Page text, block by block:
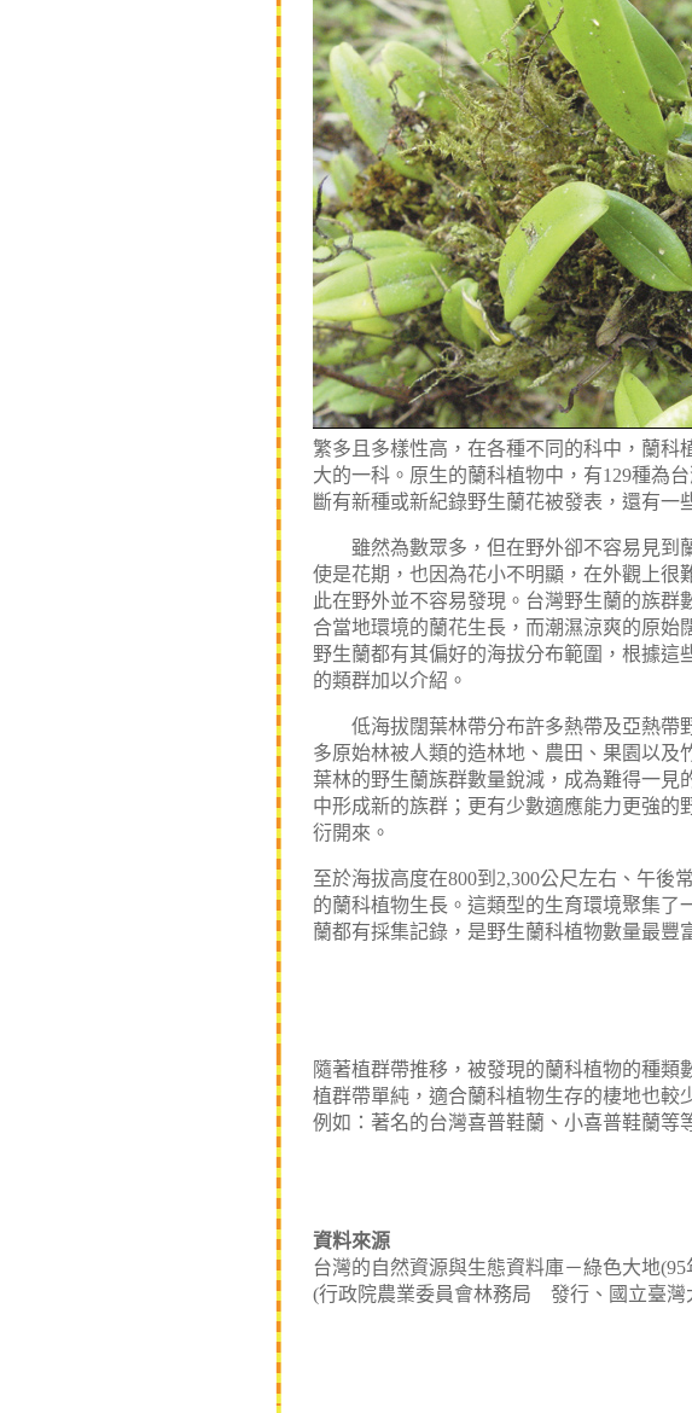
繁多且多樣性高，在各種不同的科中，蘭科
大的一科。原生的蘭科植物中，有129種為
斷有新種或新紀錄野生蘭花被發表，還有一
雖然為數眾多，但在野外卻不容易見到
使是花期，也因為花小不明顯，在外觀上很
此在野外並不容易發現。台灣野生蘭的族
合當地環境的蘭花生長，而潮濕涼爽的原
野生蘭都有其偏好的海拔分布範圍，根據這
的類群加以介紹。
低海拔闊葉林帶分布許多熱帶及亞熱帶
多原始林被人類的造林地、農田、果園以及
葉林的野生蘭族群數量銳減，成為難得一
中形成新的族群；更有少數適應能力更強
衍開來。
至於海拔高度在800到 2,300公尺左右、午後
的蘭科植物生長。這類型的生育環境聚集
蘭都有採集記錄，是野生蘭科植物數量最豐
隨著植群帶推移，被發現的蘭科植物的種類
植群帶單純，適合蘭科植物生存的棲地也較
例如：著名的台灣喜普鞋蘭、小喜普鞋蘭等
資料來源
台灣的自然資源與生態資料庫－綠色大地(95
(行政院農業委員會林務局 發行、國立臺